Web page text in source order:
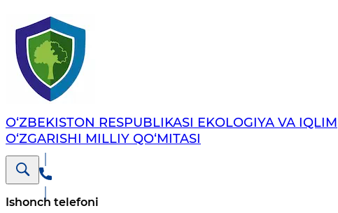
O‘ZBEKISTON RESPUBLIKASI EKOLOGIYA VA IQLIM
O‘ZGARISHI MILLIY QO‘MITASI
Ishonch telefoni